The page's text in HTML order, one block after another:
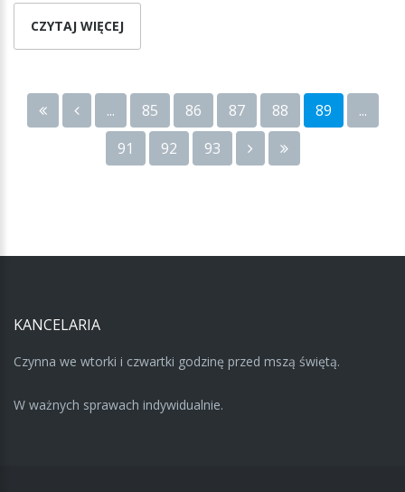
CZYTAJ WIĘCEJ
... 85 86 87 88 89
...
91
92 93
KANCELARIA
Czynna we wtorki i czwartki godzinę przed mszą świętą.
W ważnych sprawach indywidualnie.